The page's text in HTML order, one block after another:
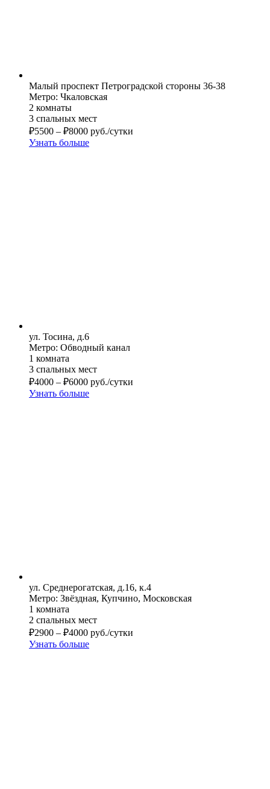
Малый проспект Петроградской стороны 36-38
Метро: Чкаловская
2 комнаты
3 спальных мест
₽5500 – ₽8000 руб./сутки
Узнать больше
ул. Тосина, д.6
Метро: Обводный канал
1 комната
3 спальных мест
₽4000 – ₽6000 руб./сутки
Узнать больше
ул. Среднерогатская, д.16, к.4
Метро: Звёздная, Купчино, Московская
1 комната
2 спальных мест
₽2900 – ₽4000 руб./сутки
Узнать больше